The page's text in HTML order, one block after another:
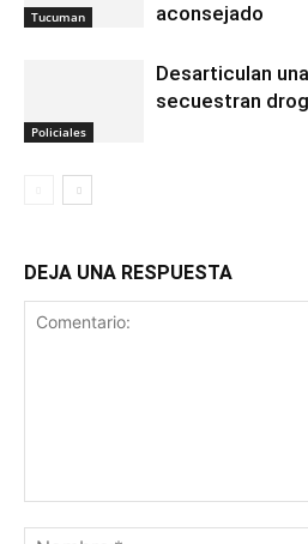
Tucuman
aconsejado
Policiales
Desarticulan
secuestran
DEJA UNA RESPUESTA